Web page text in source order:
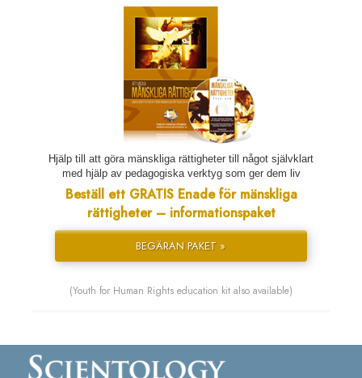
Hjälp till att göra mänskliga rättigheter till något självklart
med hjälp av pedagogiska verktyg som ger dem liv
Beställ ett GRATIS Enade för mänskliga
rättigheter – informationspaket
BEGÄRAN PAKET »
(Youth for Human Rights education kit also available)